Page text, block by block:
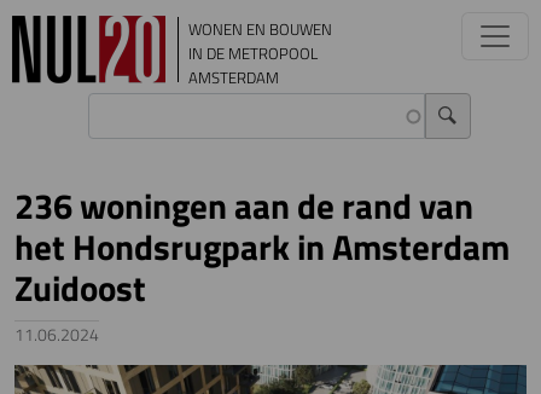
Overslaan en naar de inhoud gaan
WONEN EN BOUWEN
IN DE METROPOOL
AMSTERDAM
236 woningen aan de rand van
het Hondsrugpark in Amsterdam
Zuidoost
11.06.2024
Image